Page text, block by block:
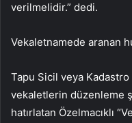
verilmelidir.” dedi.
Vekaletnamede aranan
Tapu Sicil veya
vekaletlerin düzenleme
hatırlatan Özelmacıklı